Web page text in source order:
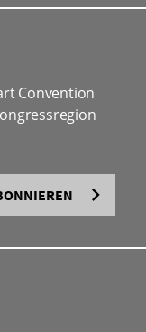
Convention